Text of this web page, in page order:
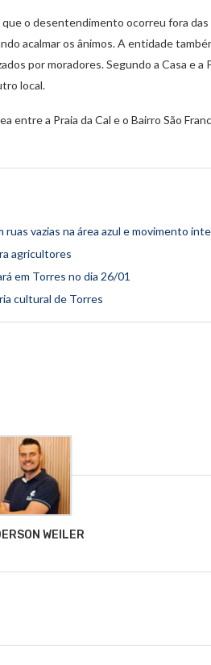
o desentendimento ocorreu fora
acalmar os ânimos. A entidade
por moradores. Segundo a Casa e a
local.
entre a Praia da Cal e o Bairro São
vazias na área azul e movimento
agricultores
em Torres no dia 26/01
cultural de Torres
WEILER